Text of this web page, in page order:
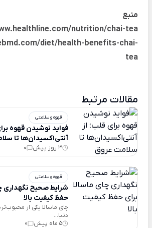
منبع
nutrition/chai-tea
diet/health-benefits-chai-
tea
مقالات مرتبط
قهوه و سلامتی
فواید نوشیدن قهوه
آنتی‌اکسیدان‌ها تا
3 روز پیش 0
قهوه و سلامتی
شرایط صحیح نگهداری
حفظ کیفیت بالا
چای ماسالا یکی از
دنیا...
5 ماه پیش
0